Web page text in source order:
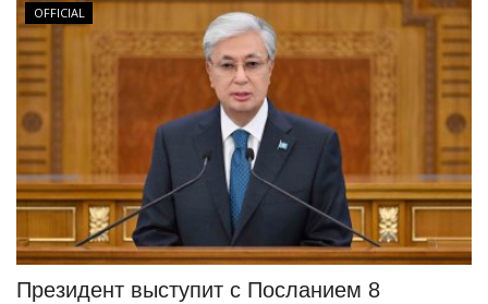
OFFICIAL
Президент выступит с Посланием 8